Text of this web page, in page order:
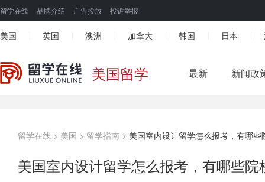
留学在线 品牌介绍 广告投放 投诉举报
美国 英国 澳洲 加拿大 韩国 日本
美国留学 最新 新闻政
留学在线 > 美国 > 留学指南 > 美国室内设计留学怎么报考，有哪些
美国室内设计留学怎么报考，有哪些院